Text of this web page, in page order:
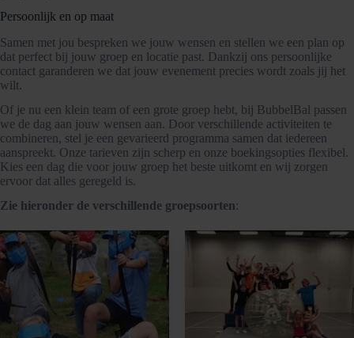
Persoonlijk en op maat
Samen met jou bespreken we jouw wensen en stellen we een plan op
dat perfect bij jouw groep en locatie past. Dankzij ons persoonlijke
contact garanderen we dat jouw evenement precies wordt zoals jij het
wilt.
Of je nu een klein team of een grote groep hebt, bij BubbelBal passen
we de dag aan jouw wensen aan. Door verschillende activiteiten te
combineren, stel je een gevarieerd programma samen dat iedereen
aanspreekt. Onze tarieven zijn scherp en onze boekingsopties flexibel.
Kies een dag die voor jouw groep het beste uitkomt en wij zorgen
ervoor dat alles geregeld is.
Zie hieronder de verschillende groepsoorten: